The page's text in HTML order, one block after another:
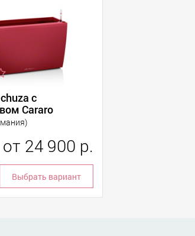
с
Cararo
от 24 900 р.
Выбрать вариант